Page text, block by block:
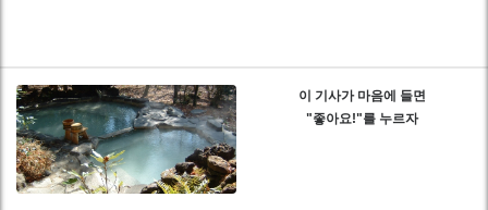
이 기사가 마음에 들면
"좋아요!"를 누르자